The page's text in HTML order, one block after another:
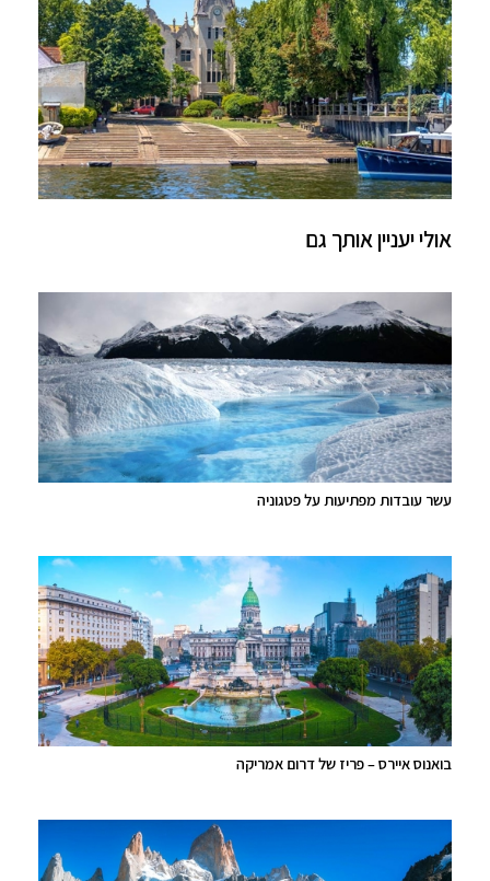
אולי יעניין אותך גם
עשר עובדות מפתיעות על פטגוניה
בואנוס איירס – פריז של דרום אמריקה